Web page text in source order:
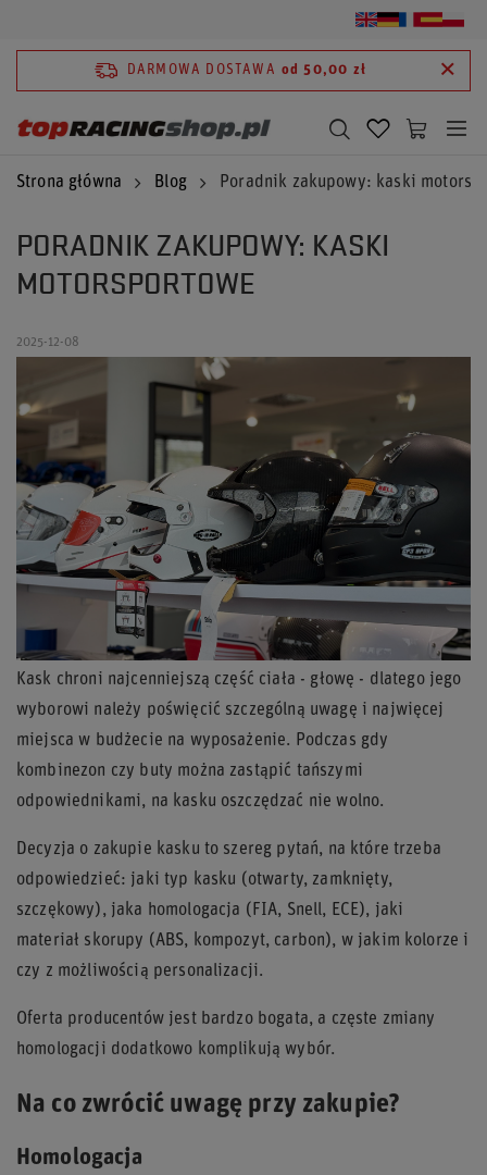
DARMOWA DOSTAWA od 50,00 zł
Strona główna Blog Poradnik zakupowy: kaski
PORADNIK ZAKUPOWY: KASKI
MOTORSPORTOWE
2025-12-08
Kask chroni najcenniejszą część ciała - głowę - dlatego jego
wyborowi należy poświęcić szczególną uwagę i najwięcej
miejsca w budżecie na wyposażenie. Podczas gdy
kombinezon czy buty można zastąpić tańszymi
odpowiednikami, na kasku oszczędzać nie wolno.
Decyzja o zakupie kasku to szereg pytań, na które trzeba
odpowiedzieć: jaki typ kasku (otwarty, zamknięty,
szczękowy), jaka homologacja (FIA, Snell, ECE), jaki
materiał skorupy (ABS, kompozyt, carbon), w jakim kolorze i
czy z możliwością personalizacji.
Oferta producentów jest bardzo bogata, a częste zmiany
homologacji dodatkowo komplikują wybór.
Na co zwrócić uwagę przy zakupie?
Homologacja